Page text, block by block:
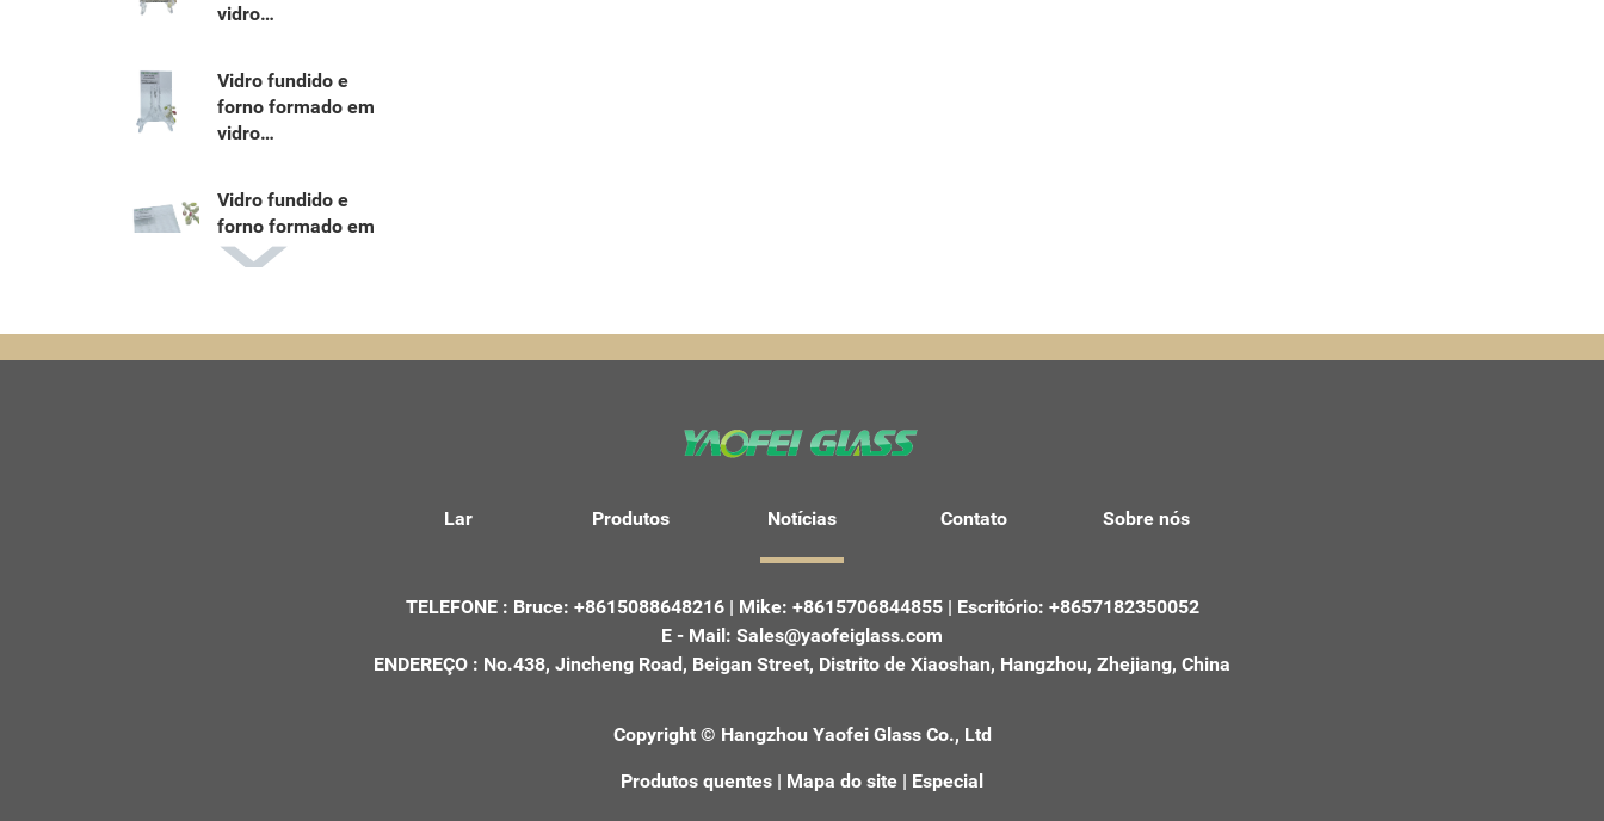
vidro
Vidro fundido e
forno formado em
vidro
Vidro fundido e
forno formado em
vidro
Lar Produtos Notícias Contato Sobre nós
TELEFONE : Bruce: +8615088648216| Mike: +8615706844855| Escritório: +8657182350052
E - Mail: Sales@yaofeiglass.com
ENDEREÇO ​​: No.438, Jincheng Road, Beigan Street, Distrito de Xiaoshan, Hangzhou, Zhejiang, China
Copyright © Hangzhou Yaofei Glass Co., Ltd
Produtos quentes | Mapa do site | Especial